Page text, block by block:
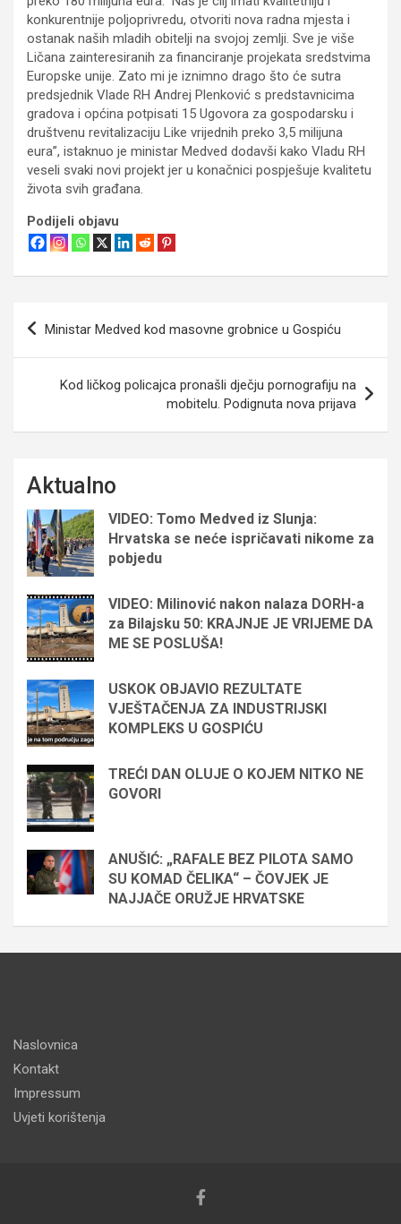
konkurentnije poljoprivredu, otvoriti nova radna mjesta i
ostanak naših mladih obitelji na svojoj zemlji. Sve je više
Ličana zainteresiranih za financiranje projekata sredstvima
Europske unije. Zato mi je iznimno drago što će sutra
predsjednik Vlade RH Andrej Plenković s predstavnicima
gradova i općina potpisati 15 Ugovora za gospodarsku i
društvenu revitalizaciju Like vrijednih preko 3,5 milijuna
eura”, istaknuo je ministar Medved dodavši kako Vladu RH
veseli svaki novi projekt jer u konačnici pospješuje kvalitetu
života svih građana.
Podijeli objavu
Navigacija
Ministar Medved kod masovne grobnice u Gospiću
Kod ličkog policajca pronašli dječju pornografiju na
mobitelu. Podignuta nova prijava
Aktualno
VIDEO: Tomo Medved iz Slunja:
Hrvatska se neće ispričavati nikome za
pobjedu
VIDEO: Milinović nakon nalaza DORH-a
za Bilajsku 50: KRAJNJE JE VRIJEME DA
ME SE POSLUŠA!
USKOK OBJAVIO REZULTATE
VJEŠTAČENJA ZA INDUSTRIJSKI
KOMPLEKS U GOSPIĆU
TREĆI DAN OLUJE O KOJEM NITKO NE
GOVORI
ANUŠIĆ: „RAFALE BEZ PILOTA SAMO
SU KOMAD ČELIKA“ – ČOVJEK JE
NAJJAČE ORUŽJE HRVATSKE
Naslovnica
Kontakt
Impressum
Uvjeti korištenja